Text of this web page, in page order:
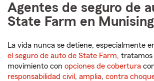
Agentes de seguro de
State Farm en
La vida nunca se detiene, especialmente
el seguro de auto de State Farm, tratamos
movimiento con opciones de cobertura
responsabilidad civil , amplia, contra